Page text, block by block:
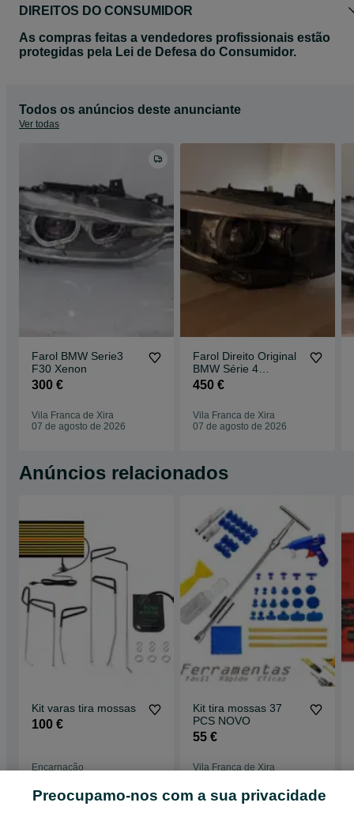
DIREITOS DO CONSUMIDOR
As compras feitas a vendedores profissionais estão
protegidas pela Lei de Defesa do Consumidor.
Todos os anúncios deste anunciante
Ver todas
Farol BMW Serie3
F30 Xenon
300 €
Vila Franca de Xira
07 de agosto de 2026
Farol Direito Original
BMW Série 4
(F32/F33/F36) LCI –
450 €
Vila Franca de Xira
07 de agosto de 2026
Anúncios relacionados
Kit varas tira mossas
100 €
Encarnação
Kit tira mossas 37
PCS NOVO
55 €
Vila Franca de Xira
Preocupamo-nos com a sua privacidade